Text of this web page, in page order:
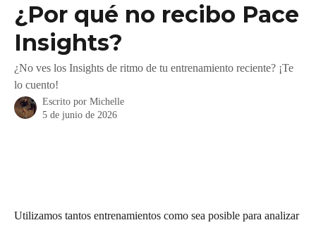
¿Por qué no recibo Pace
Insights?
¿No ves los Insights de ritmo de tu entrenamiento reciente? ¡Te
lo cuento!
Escrito por Michelle
5 de junio de 2026
Utilizamos tantos entrenamientos como sea posible para analizar